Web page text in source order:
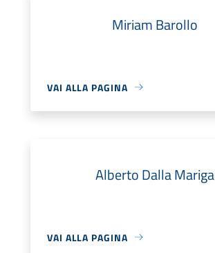
Miriam Barollo
VAI ALLA PAGINA
Alberto Dalla Mariga
VAI ALLA PAGINA